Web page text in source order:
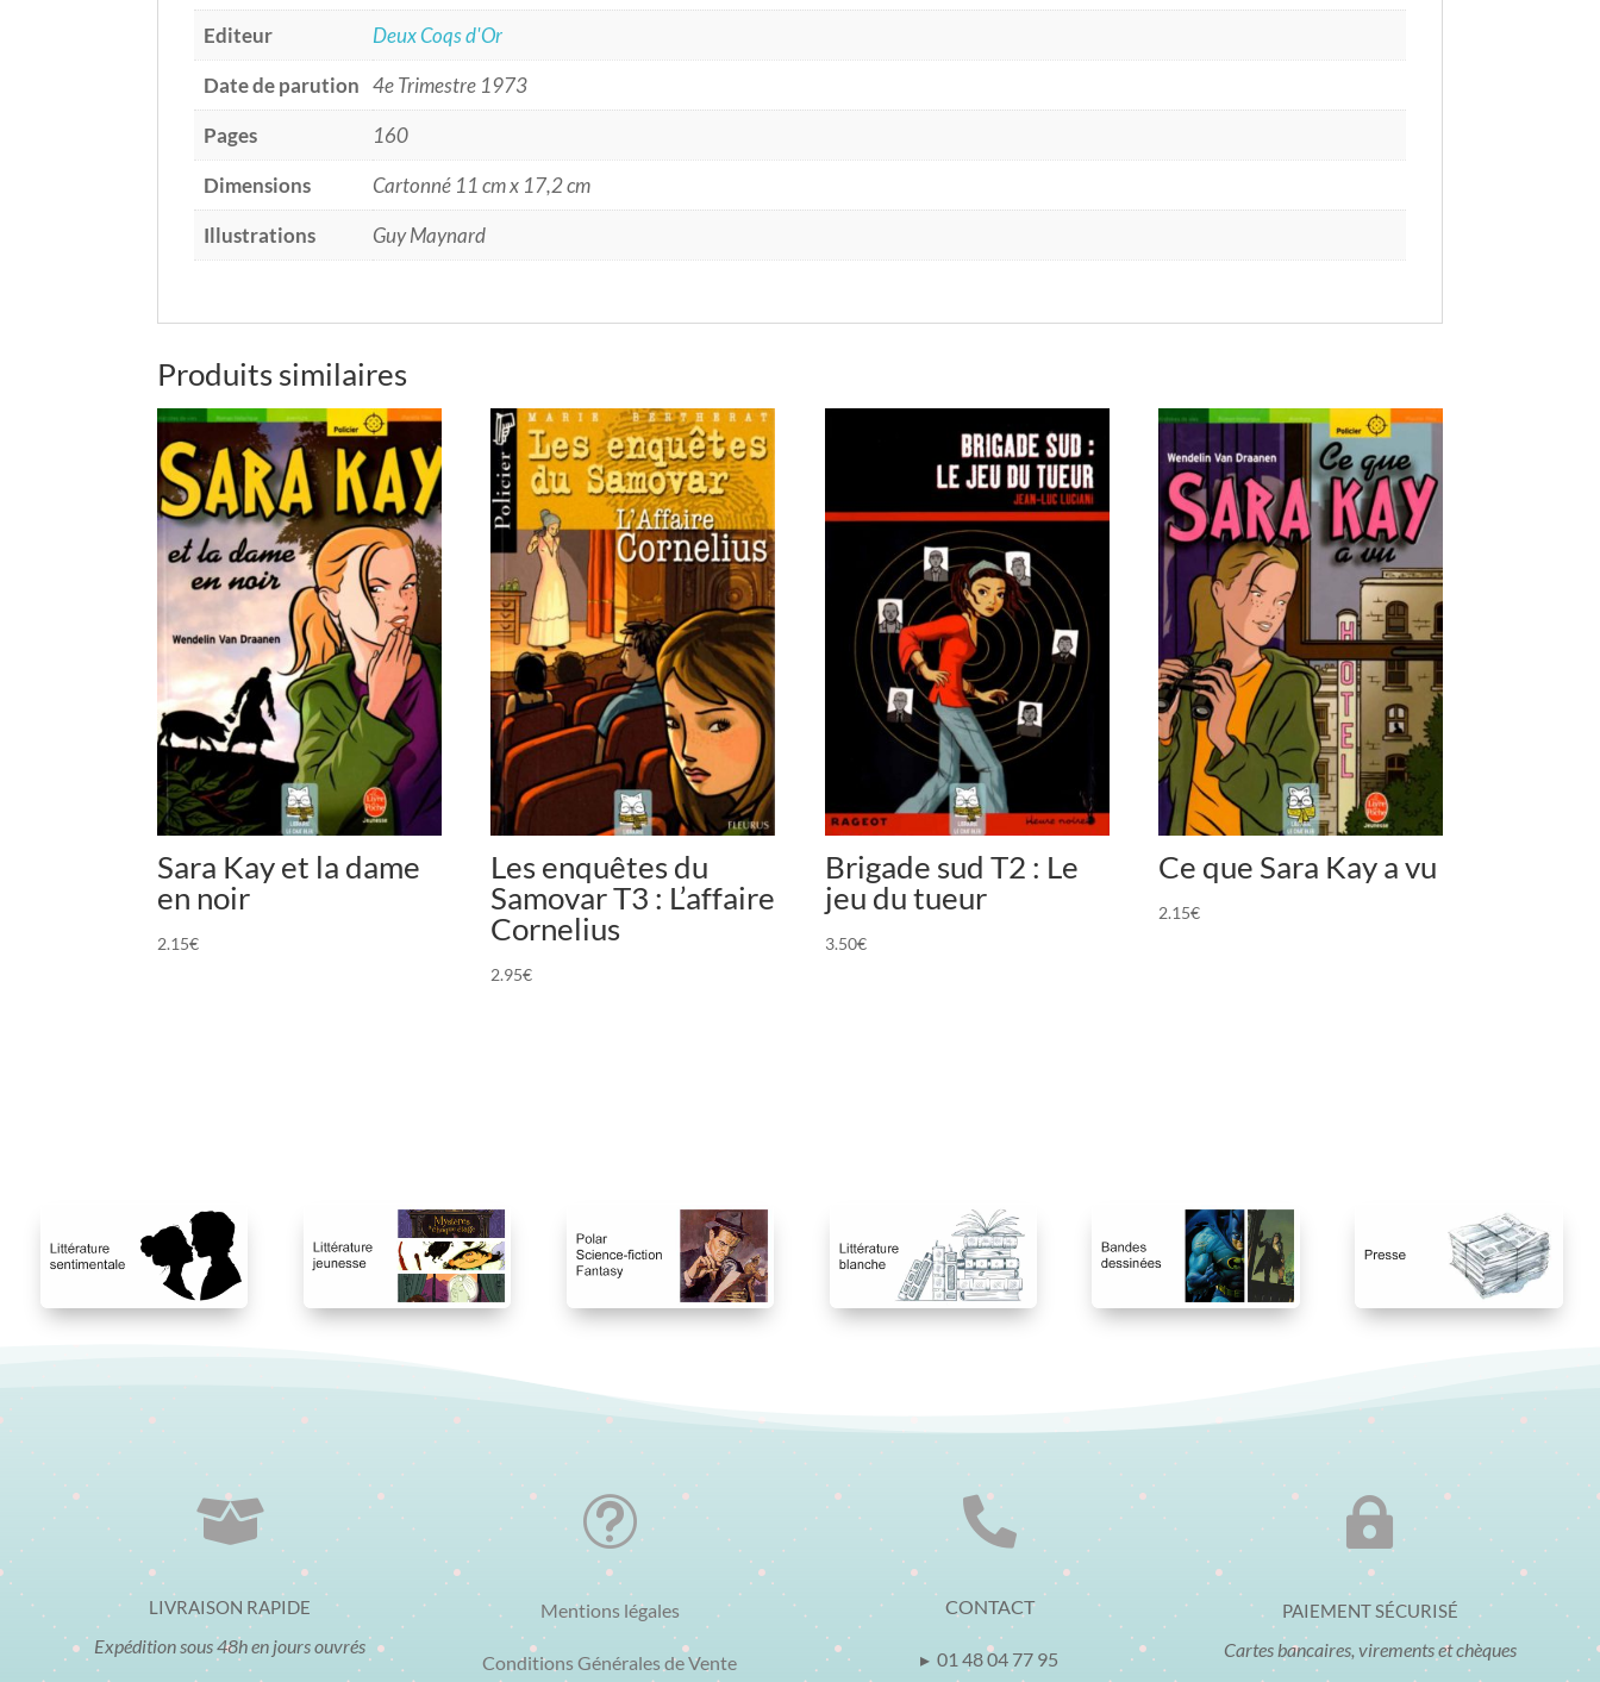
Editeur
Deux Coqs d'Or
Date de parution 4e Trimestre 1973
Pages
160
Dimensions
Cartonné 11 cm x 17,2 cm
Illustrations
Guy Maynard
Produits similaires
Sara Kay et la dame
en noir
2.15€
Les enquêtes du
Samovar T3 : L’affaire
Cornelius
2.95€
Brigade sud T2 : Le
jeu du tueur
3.50€
Ce que Sara Kay a vu
2.15€

LIVRAISON RAPIDE
Expédition sous 48h en jours ouvrés
t
Mentions légales
Conditions Générales de Vente

CONTACT
▸ 01 48 04 77 95

PAIEMENT SÉCURISÉ
Cartes bancaires, virements et chèques